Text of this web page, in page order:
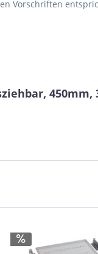
Vorschriften
450mm,